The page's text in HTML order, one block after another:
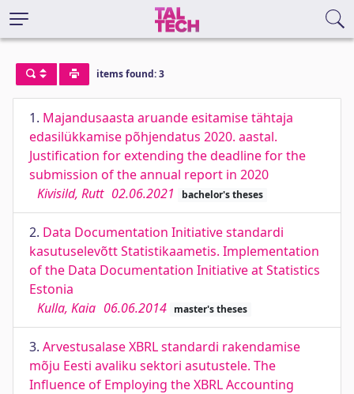
items found: 3
1. Majandusaasta aruande esitamise tähtaja
edasilükkamise põhjendatus 2020. aastal.
Justification for extending the deadline for the
submission of the annual report in 2020
Kivisild, Rutt 02.06.2021 bachelor's theses
2. Data Documentation Initiative standardi
kasutuselevõtt Statistikaametis. Implementation
of the Data Documentation Initiative at Statistics
Estonia
Kulla, Kaia 06.06.2014 master's theses
3. Arvestusalase XBRL standardi rakendamise
mõju Eesti avaliku sektori asutustele. The
Influence of Employing the XBRL Accounting